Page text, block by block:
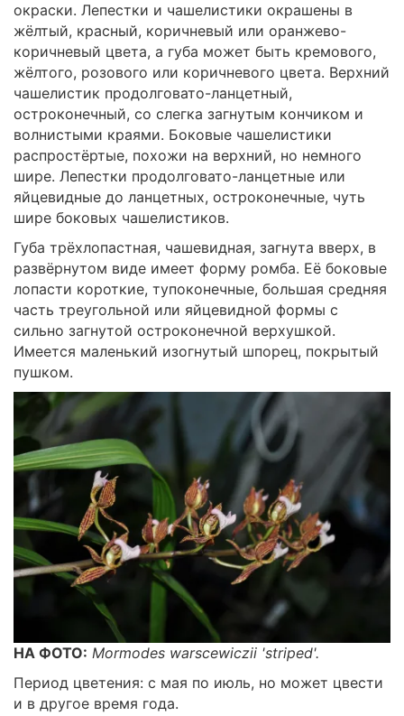
окраски. Лепестки и чашелистики окрашены в
жёлтый, красный, коричневый или оранжево-
коричневый цвета, а губа может быть кремового,
жёлтого, розового или коричневого цвета. Верхний
чашелистик продолговато-ланцетный,
остроконечный, со слегка загнутым кончиком и
волнистыми краями. Боковые чашелистики
распростёртые, похожи на верхний, но немного
шире. Лепестки продолговато-ланцетные или
яйцевидные до ланцетных, остроконечные, чуть
шире боковых чашелистиков.
Губа трёхлопастная, чашевидная, загнута вверх, в
развёрнутом виде имеет форму ромба. Её боковые
лопасти короткие, тупоконечные, большая средняя
часть треугольной или яйцевидной формы с
сильно загнутой остроконечной верхушкой.
Имеется маленький изогнутый шпорец, покрытый
пушком.
НА ФОТО: Mormodes warscewiczii 'striped'.
Период цветения: с мая по июль, но может цвести
и в другое время года.